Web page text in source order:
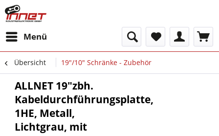
Menü
Übersicht 19"/10" Schränke - Zubehör
ALLNET 19"zbh.
Kabeldurchführungsplatte,
1HE, Metall,
Lichtgrau, mit